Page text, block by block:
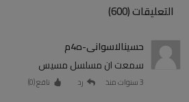
التعليقات (600)
حسينالاسوانى-ه4م
سمعت ان مسلسل مسيس
3 سنوات منذ رد نافع (0
)